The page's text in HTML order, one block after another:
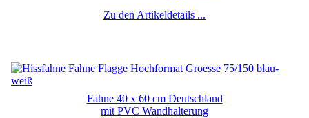
Zu den Artikeldetails ...
Fahne 40 x 60 cm Deutschland
mit PVC Wandhalterung